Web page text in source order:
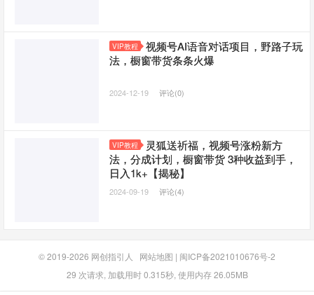
VIP教程
视频号AI语音对话项目，野路子玩
法，橱窗带货条条火爆
2024-12-19 评论(0)
VIP教程
灵狐送祈福，视频号涨粉新方
法，分成计划，橱窗带货 3种收益到手，
日入1k+【揭秘】
2024-09-19 评论(4)
© 2019-2026 网创指引人 网站地图 | 闽ICP备2021010676号-2
29 次请求, 加载用时 0.315秒, 使用内存 26.05MB